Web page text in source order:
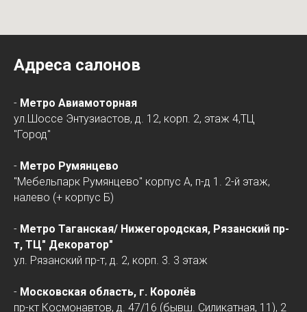
Адреса салонов
- Метро Авиамоторная
ул.Шоссе Энтузиастов, д. 12, корп. 2, этаж 4,ТЦ
"Город"
- Метро Румянцево
"Мебельпарк Румянцево" корпус А, п-д 1. 2-й этаж,
налево (+ корпус Б)
- Метро Таганская/ Нижегородская, Рязанский пр-
т, ТЦ" Декоратор"
ул. Рязанский пр-т, д. 2, корп. 3. 3 этаж
- Московская область, г. Королёв
пр-кт Космонавтов, д. 47/16 (бывш. Силикатная, 11), 2